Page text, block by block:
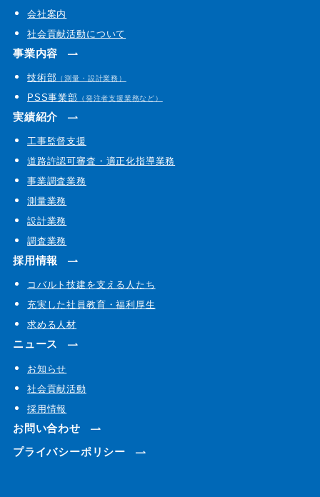
会社案内
社会貢献活動について
事業内容
技術部 （測量・設計業務）
PSS事業部 （発注者支援業務など）
実績紹介
工事監督支援
道路許認可審査・適正化指導業務
事業調査業務
測量業務
設計業務
調査業務
採用情報
コバルト技建を支える人たち
充実した社員教育・福利厚生
求める人材
ニュース
お知らせ
社会貢献活動
採用情報
お問い合わせ
プライバシーポリシー